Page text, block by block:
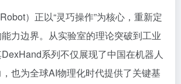
）正以“灵巧操作”为核心，重新定
力边界。从实验室的理论突破到工业
系列不仅展现了中国在机器人
也为全球AI物理化时代提供了关键基